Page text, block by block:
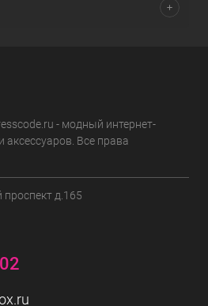
- модный интернет-
Все права
д.165